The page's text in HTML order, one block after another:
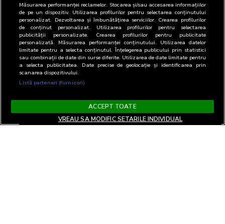
Măsurarea performanței reclamelor. Stocarea și/sau accesarea informațiilor
de pe un dispozitiv. Utilizarea profilurilor pentru selectarea conținutului
personalizat. Dezvoltarea și îmbunătățirea serviciilor. Crearea profilurilor
de conținut personalizat. Utilizarea profilurilor pentru selectarea
publicității personalizate. Crearea profilurilor pentru publicitate
personalizată. Măsurarea performanței conținutului. Utilizarea datelor
limitate pentru a selecta conținutul. Înțelegerea publicului prin statistici
sau combinații de date din surse diferite. Utilizarea de date limitate pentru
a selecta publicitatea. Date precise de geolocație și identificarea prin
scanarea dispozitivului.
Listă parteneri (furnizori)
ACCEPT TOATE
VREAU SA MODIFIC SETARILE INDIVIDUAL